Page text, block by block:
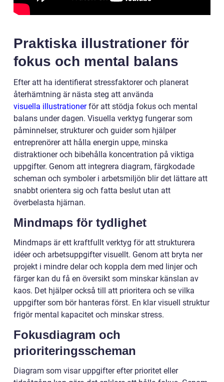
Praktiska illustrationer för
fokus och mental balans
Efter att ha identifierat stressfaktorer och planerat
återhämtning är nästa steg att använda
visuella illustrationerför att stödja fokus och mental
balans under dagen. Visuella verktyg fungerar som
påminnelser, strukturer och guider som hjälper
entreprenörer att hålla energin uppe, minska
distraktioner och bibehålla koncentration på viktiga
uppgifter. Genom att integrera diagram, färgkodade
scheman och symboler i arbetsmiljön blir det lättare att
snabbt orientera sig och fatta beslut utan att
överbelasta hjärnan.
Mindmaps för tydlighet
Mindmaps är ett kraftfullt verktyg för att strukturera
idéer och arbetsuppgifter visuellt. Genom att bryta ner
projekt i mindre delar och koppla dem med linjer och
färger kan du få en översikt som minskar känslan av
kaos. Det hjälper också till att prioritera och se vilka
uppgifter som bör hanteras först. En klar visuell struktur
frigör mental kapacitet och minskar stress.
Fokusdiagram och
prioriteringsscheman
Diagram som visar uppgifter efter prioritet eller